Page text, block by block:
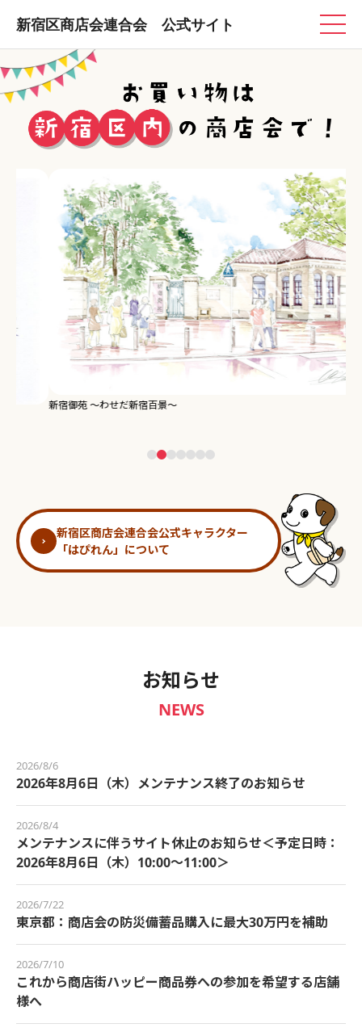
新宿区商店会連合会 公式サイト
新宿御苑 ～わせだ新宿百景～
新宿区商店会連合会公式キャラクター
「はぴれん」について
お知らせ
NEWS
2026/8/6
2026年8月6日（木）メンテナンス終了のお知らせ
2026/8/4
メンテナンスに伴うサイト休止のお知らせ＜予定日時：
2026年8月6日（木）10:00～11:00＞
2026/7/22
東京都：商店会の防災備蓄品購入に最大30万円を補助
2026/7/10
これから商店街ハッピー商品券への参加を希望する店舗
様へ